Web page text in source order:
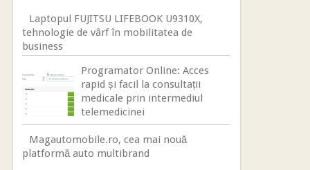
Laptopul FUJITSU LIFEBOOK U9310X,
tehnologie de vârf în mobilitatea de
business
Programator Online: Acces
rapid și facil la consultații
medicale prin intermediul
telemedicinei
Magautomobile.ro, cea mai nouă
platformă auto multibrand